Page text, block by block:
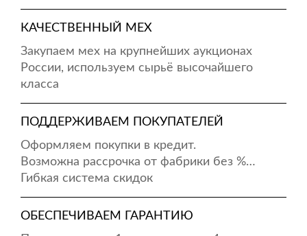
КАЧЕСТВЕННЫЙ МЕХ
Закупаем мех на крупнейших аукционах
России, используем сырьё высочайшего
класса
ПОДДЕРЖИВАЕМ ПОКУПАТЕЛЕЙ
Оформляем покупки в кредит.
Возможна рассрочка от фабрики без %…
Гибкая система скидок
ОБЕСПЕЧИВАЕМ ГАРАНТИЮ